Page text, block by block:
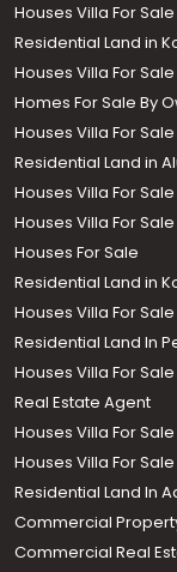
Houses Villa For
Residential Land in
Houses Villa For
Homes For Sale By
Houses Villa For
Residential Land in
Houses Villa For
Houses Villa For
Houses For Sale
Residential Land in
Houses Villa For
Residential Land In
Houses Villa For
Real Estate Agent
Houses Villa For
Houses Villa For
Residential Land In
Commercial
Commercial Real